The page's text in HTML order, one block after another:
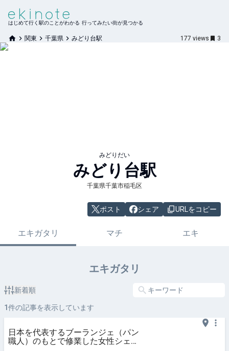
はじめて行く駅のことがわかる 行ってみたい街が見つかる
関東 千葉県 みどり台駅 177 views 3
みどりだい
みどり台駅
千葉県千葉市稲毛区
ポスト シェア URLをコピー
エキガタリ マチ エキ
エキガタリ
新着順
1件の記事を表示しています
日本を代表するブーランジェ（パン
職人）のもとで修業した女性シェフ